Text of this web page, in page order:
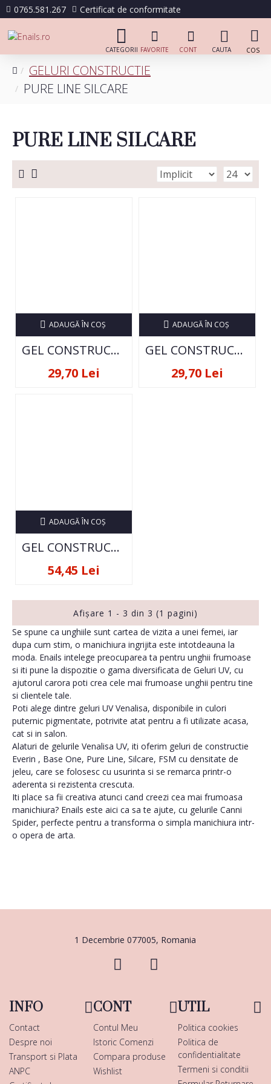
0765.581.267 Certificat de conformitate
GELURI CONSTRUCTIE
PURE LINE SILCARE
PURE LINE SILCARE
Se spune ca unghiile sunt cartea de vizita a unei femei, iar
dupa cum stim, o manichiura ingrijita este intotdeauna la
moda. Enails intelege preocuparea ta pentru unghii frumoase
si iti pune la dispozitie o gama diversificata de Geluri UV, cu
ajutorul carora poti crea cele mai frumoase unghii pentru tine
si clientele tale.
Poti alege dintre geluri UV Venalisa, disponibile in culori
puternic pigmentate, potrivite atat pentru a fi utilizate acasa,
cat si in salon.
Alaturi de gelurile Venalisa UV, iti oferim geluri de constructie
Everin , Base One, Pure Line, Silcare, FSM cu densitate de
jeleu, care se folosesc cu usurinta si se remarca printr-o
aderenta si rezistenta crescuta.
Iti place sa fii creativa atunci cand creezi cea mai frumoasa
manichiura? Enails este aici ca sa te ajute, cu gelurile Canni
Spider, perfecte pentru a transforma o simpla manichiura intr-
o opera de arta.
GEL CONSTRUCTIE PURE LINE 15 GR- CLEAR
29,70 Lei
ADAUGĂ ÎN COŞ
GEL CONSTRUCTIE PURE LINE 15 GR- PINK
29,70 Lei
ADAUGĂ ÎN COŞ
GEL CONSTRUCTIE PURE LINE 50 GR- PINK
54,45 Lei
ADAUGĂ ÎN COŞ
Afişare 1 - 3 din 3 (1 pagini)
1 Decembrie 077005, Romania
INFO
Contact
Despre noi
Transport si Plata
ANPC
CONT
Contul Meu
Istoric Comenzi
Compara produse
Wishlist
UTIL
Politica cookies
Politica de
confidentialitate
Termeni si conditii